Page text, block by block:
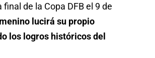
de la Copa DFB el 9 de
lucirá su propio
los logros históricos del